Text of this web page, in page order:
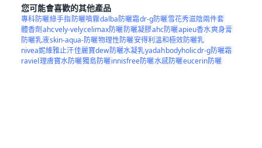
專科防曬綠手指防曬噴霧dalba防曬霜
體香劑ahcvely-velycelimax防曬防曬凝膠ahc防曬apieu香水爽身膏
防曬乳液skin-aqua-防曬物理性防曬安得利溫和極效防曬乳
nivea妮維雅止汗 佳麗寶dew防曬水凝乳yadahbodyholicdr-g防曬霜
raviel理膚寶水防曬獨島防曬innisfree防曬水感防曬eucerin防曬